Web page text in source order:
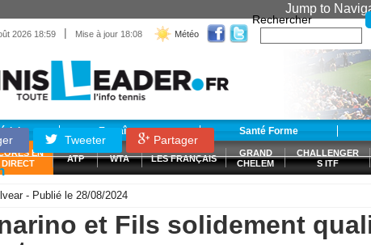
Jump to
2026 18:59 | Mise à jour 18:08 Météo
Rechercher
Entraînement Santé Forme
EN
DIRECT
ATP WTA LES FRANÇAIS
GRAND
CHELEM
CHALLENGER
S ITF
Tweeter Partager
- Publié le 28/08/2024
et Fils solidement